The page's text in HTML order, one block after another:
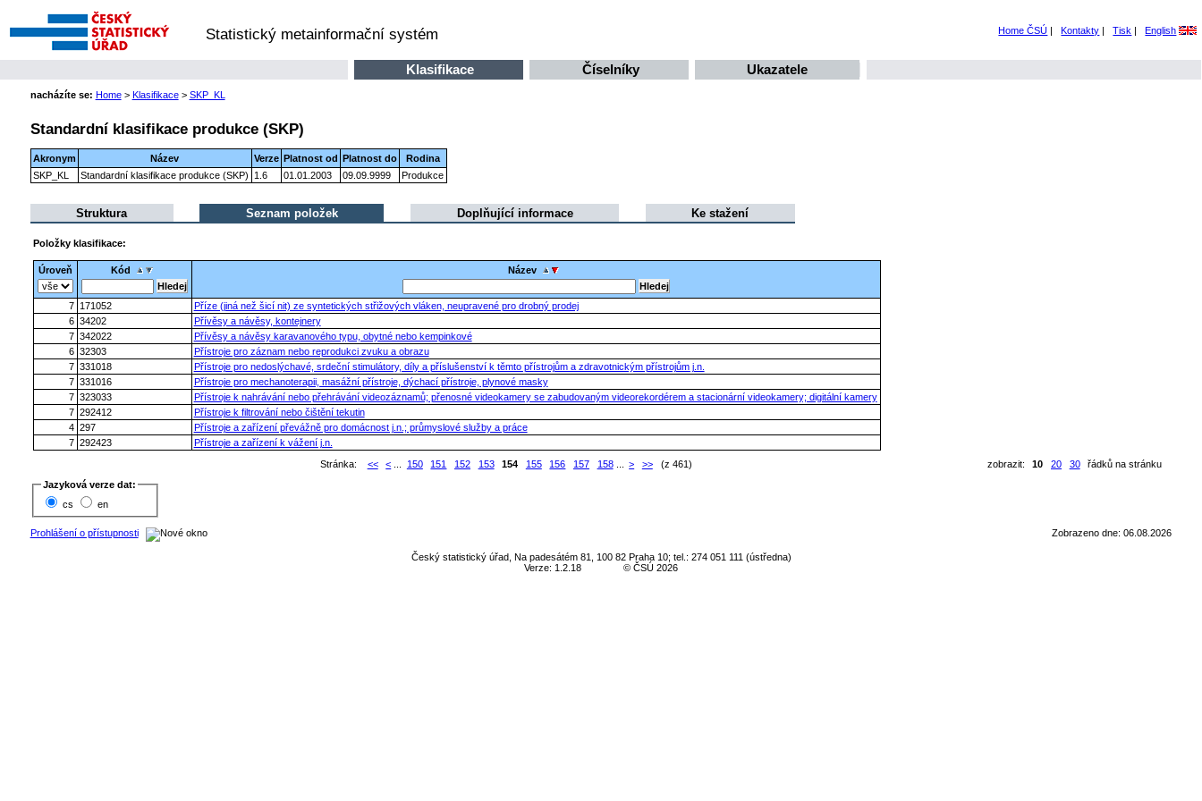
Statistický metainformační systém Home ČSÚ | Kontakty | Tisk | English
Klasifikace Číselníky Ukazatele
nacházíte se: Home> Klasifikace> SKP_KL
Standardní klasifikace produkce (SKP)
Akronym Název Verze Platnost od Platnost do
Rodina
SKP_KL
Standardní klasifikace produkce (SKP) 1.6 01.01.2003 09.09.9999 Produkce
Struktura Seznam položek Doplňující informace Ke stažení
Položky klasifikace:
Úroveň Kód Název
7 171052
Příze (jiná než šicí nit) ze syntetických střižových vláken, neupravené pro drobný prodej
6 34202
Přívěsy a návěsy, kontejnery
7 342022
Přívěsy a návěsy karavanového typu, obytné nebo kempinkové
6 32303
Přístroje pro záznam nebo reprodukci zvuku a obrazu
7 331018
Přístroje pro nedoslýchavé, srdeční stimulátory, díly a příslušenství k těmto přístrojům a zdravotnickým přístrojům j.n.
7 331016
Přístroje pro mechanoterapii, masážní přístroje, dýchací přístroje, plynové masky
7 323033
Přístroje k nahrávání nebo přehrávání videozáznamů; přenosné videokamery se zabudovaným videorekordérem a stacionární videokamery; digitální kamery
7 292412
Přístroje k filtrování nebo čištění tekutin
4 297
Přístroje a zařízení převážně pro domácnost j.n.; průmyslové služby a práce
7 292423
Přístroje a zařízení k vážení j.n.
zobrazit:
10 20 30 řádků na stránku
Stránka: << < 150 151 152 153 154 155 156 157 158... > >>(z 461)
Jazyková verze dat:
cs
en
Prohlášení o přístupnosti Zobrazeno dne: 06.08.2026
Český statistický úřad, Na padesátém 81, 100 82 Praha 10; tel.: 274 051 111 (ústředna)
Verze: 1.2.18
© ČSÚ 2026